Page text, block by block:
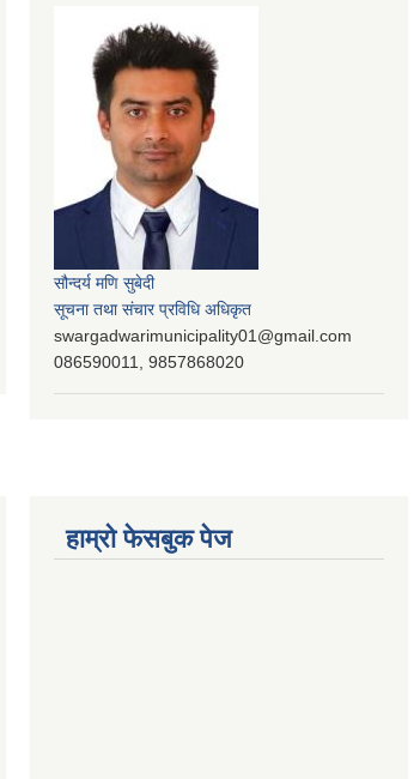
सौन्दर्य मणि सुबेदी
सूचना तथा संचार प्रविधि अधिकृत
swargadwarimunicipality01@gmail.com
086590011, 9857868020
हाम्रो फेसबुक पेज